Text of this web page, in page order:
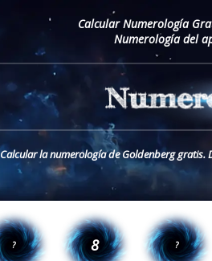
Calcular Numerología
Numerología del
Calcular la numerología de Goldenberg gratis.